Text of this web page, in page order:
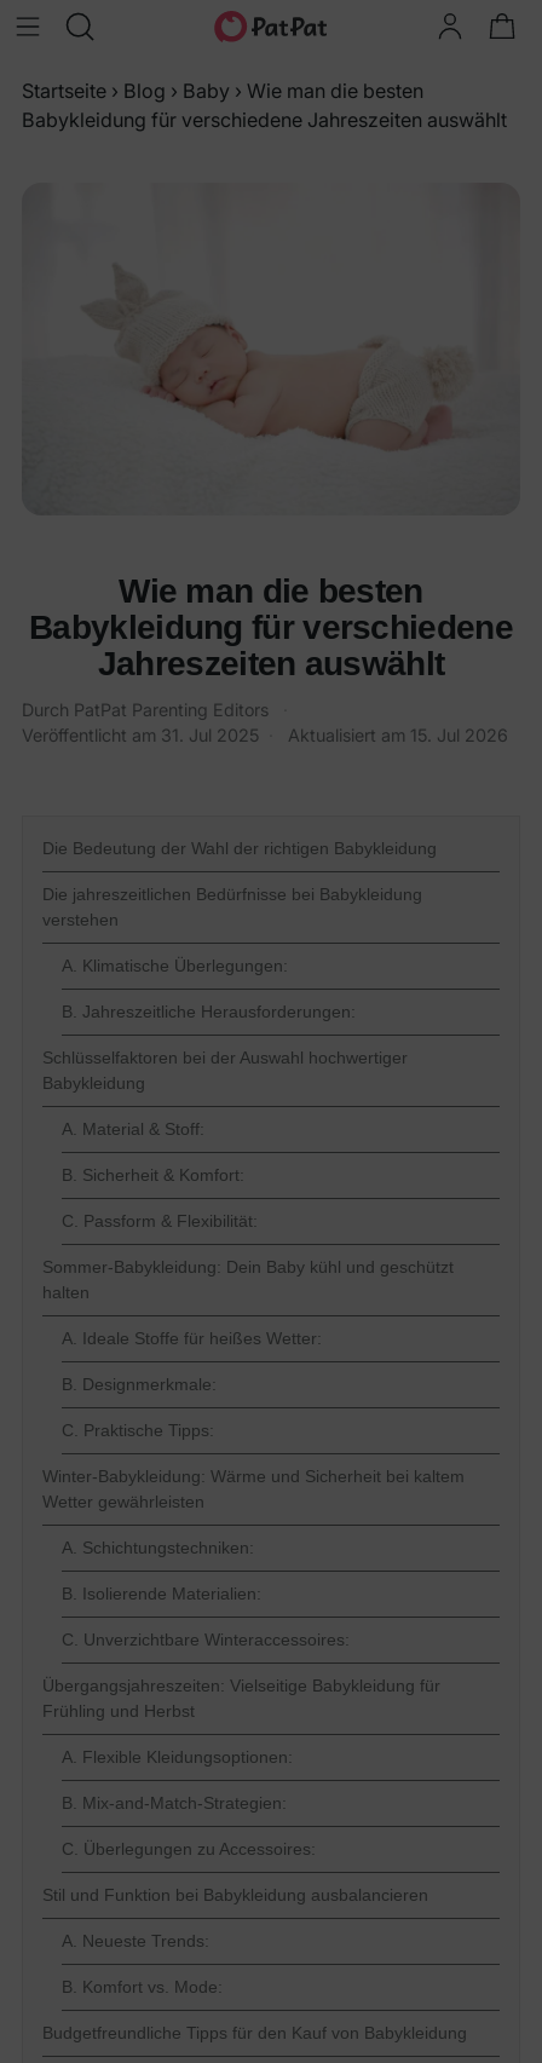
Startseite › Blog › Baby › Wie man die besten
Babykleidung für verschiedene Jahreszeiten auswählt
Wie man die besten
Babykleidung für verschiedene
Jahreszeiten auswählt
Durch PatPat Parenting Editors
Veröffentlicht am 31. Jul 2025 Aktualisiert am 15. Jul 2026
Die Bedeutung der Wahl der richtigen Babykleidung
Die jahreszeitlichen Bedürfnisse bei Babykleidung
verstehen
A. Klimatische Überlegungen:
B. Jahreszeitliche Herausforderungen:
Schlüsselfaktoren bei der Auswahl hochwertiger
Babykleidung
A. Material & Stoff:
B. Sicherheit & Komfort:
C. Passform & Flexibilität:
Sommer-Babykleidung: Dein Baby kühl und geschützt
halten
A. Ideale Stoffe für heißes Wetter:
B. Designmerkmale:
C. Praktische Tipps:
Winter-Babykleidung: Wärme und Sicherheit bei kaltem
Wetter gewährleisten
A. Schichtungstechniken:
B. Isolierende Materialien:
C. Unverzichtbare Winteraccessoires:
Übergangsjahreszeiten: Vielseitige Babykleidung für
Frühling und Herbst
A. Flexible Kleidungsoptionen:
B. Mix-and-Match-Strategien:
C. Überlegungen zu Accessoires:
Stil und Funktion bei Babykleidung ausbalancieren
A. Neueste Trends:
B. Komfort vs. Mode:
Budgetfreundliche Tipps für den Kauf von Babykleidung